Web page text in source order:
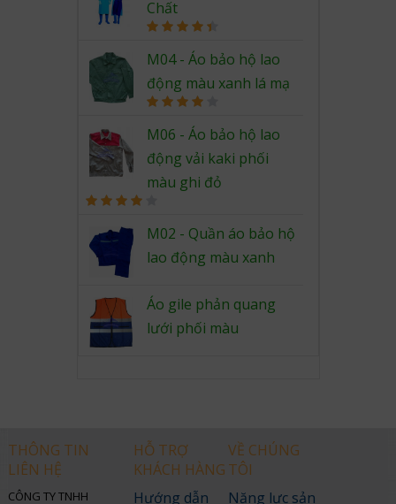
Chất
out of 5
M04 - Áo bảo hộ lao
động màu xanh lá mạ
4.00out
of 5
M06 - Áo bảo hộ lao
động vải kaki phối
màu ghi đỏ
4.00out
of 5
M02 - Quần áo bảo hộ
lao động màu xanh
Áo gile phản quang
lưới phối màu
THÔNG TIN
LIÊN HỆ
CÔNG TY TNHH
HỖ TRỢ
KHÁCH HÀNG
Hướng dẫn
VỀ CHÚNG
TÔI
Năng lực sản